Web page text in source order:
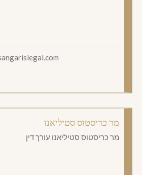
מר כריסטוס סטיליאנו
מר כריסטוס סטיליאנו עורך דין